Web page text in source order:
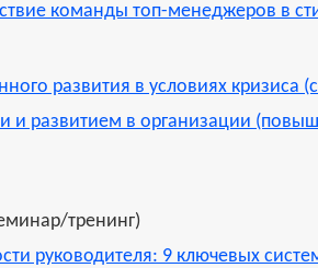
команды топ-менеджеров в
развития в условиях кризиса
и развитием в организации
тренинг)
руководителя: 9 ключевых